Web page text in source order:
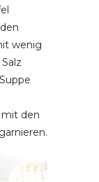
wenig
mit den